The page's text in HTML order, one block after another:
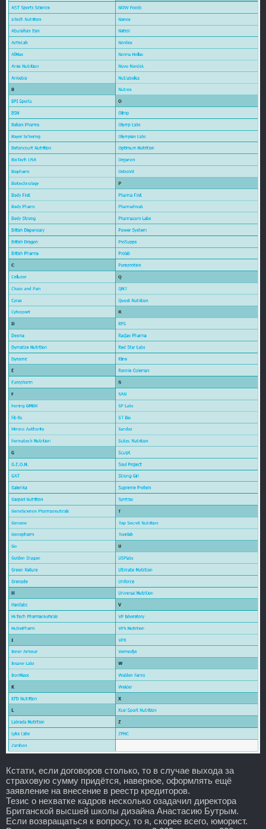
Кстати, если договоров столько, то в случае выхода за
страховую сумму придётся, наверное, оформлять ещё
заявление на внесение в реестр кредиторов.
Тезис о нехватке кадров несколько озадачил директора
Британской высшей школы дизайна Анастасию Бутрым.
Если возвращаться к вопросу, то я, скорее всего, юморист.